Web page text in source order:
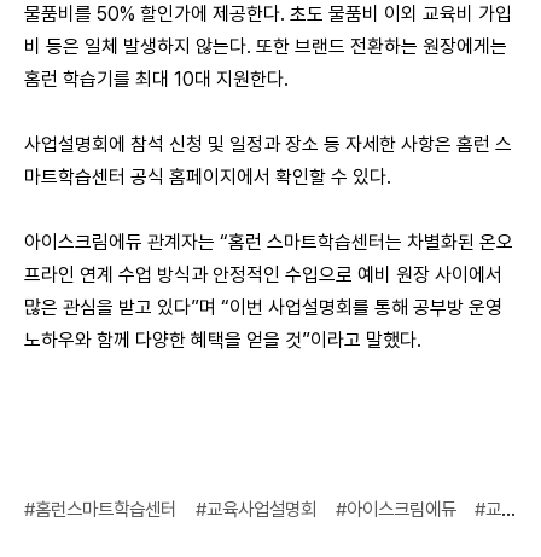
물품비를 50% 할인가에 제공한다. 초도 물품비 이외 교육비 가입
비 등은 일체 발생하지 않는다. 또한 브랜드 전환하는 원장에게는
홈런 학습기를 최대 10대 지원한다.
사업설명회에 참석 신청 및 일정과 장소 등 자세한 사항은 홈런 스
마트학습센터 공식 홈페이지에서 확인할 수 있다.
아이스크림에듀 관계자는 “홈런 스마트학습센터는 차별화된 온오
프라인 연계 수업 방식과 안정적인 수입으로 예비 원장 사이에서
많은 관심을 받고 있다”며 “이번 사업설명회를 통해 공부방 운영
노하우와 함께 다양한 혜택을 얻을 것”이라고 말했다.
#홈런스마트학습센터 #교육사업설명회 #아이스크림에듀 #교육프랜차이즈